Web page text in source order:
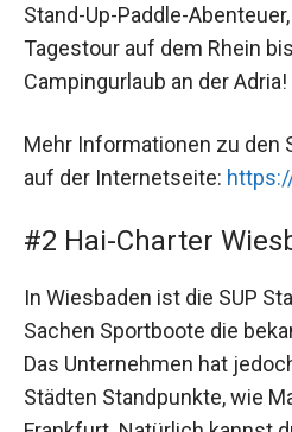
Stand-Up-Paddle-
Tagestour auf dem Rhein
Campingurlaub an der Adria!
Mehr Informationen zu den
auf der Internetseite:
#2 Hai-Charter
In Wiesbaden ist die SUP
Sachen Sportboote die
Das Unternehmen hat
Städten Standpunkte, wie